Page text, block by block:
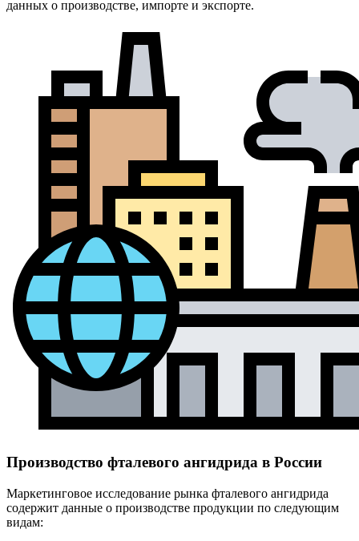
данных о производстве, импорте и экспорте.
Производство фталевого ангидрида в России
Маркетинговое исследование рынка фталевого ангидрида
содержит данные о производстве продукции по следующим
видам: